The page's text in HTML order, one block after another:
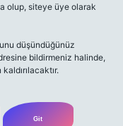
olup, siteye üye olarak
düşündüğünüz
bildirmeniz halinde,